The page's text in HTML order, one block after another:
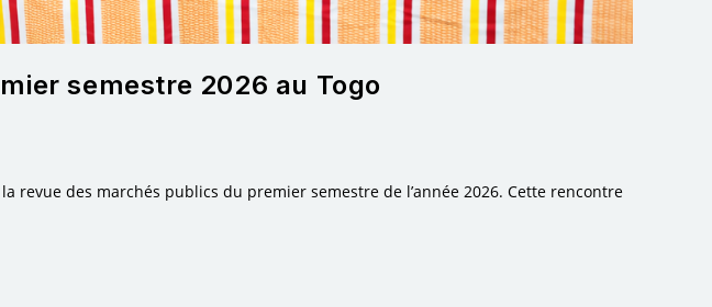
semestre 2026 au Togo
revue des marchés publics du premier semestre de l’année 2026. Cette rencontre